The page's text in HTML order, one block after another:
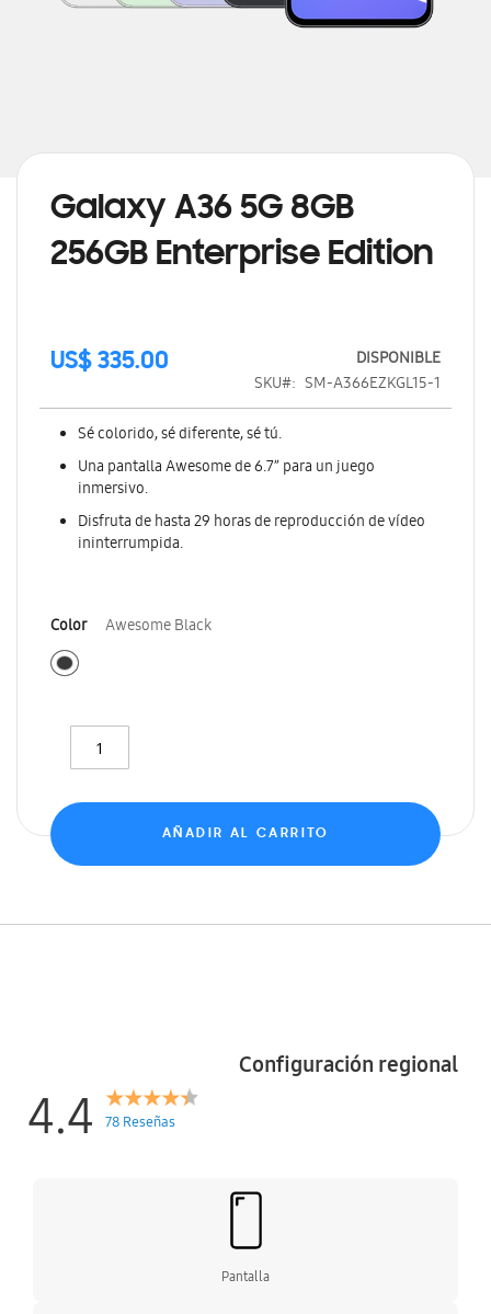
Galaxy A36 5G 8GB
256GB Enterprise Edition
US$ 335.00
DISPONIBLE
SKU
SM-A366EZKGL15-1
Sé colorido, sé diferente, sé tú.
Una pantalla Awesome de 6.7” para un juego
inmersivo.
Disfruta de hasta 29 horas de reproducción de vídeo
ininterrumpida.
Color Awesome Black
AÑADIR AL CARRITO
comienzo
galería
Configuración regional
4.4 78 Reseñas
Pantalla